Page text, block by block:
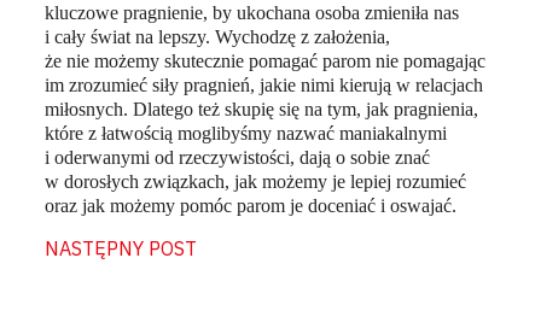
kluczowe pragnienie, by ukochana osoba zmieniła nas
i cały świat na lepszy. Wychodzę z założenia,
że nie możemy skutecznie pomagać parom nie pomagając
im zrozumieć siły pragnień, jakie nimi kierują w relacjach
miłosnych. Dlatego też skupię się na tym, jak pragnienia,
które z łatwością moglibyśmy nazwać maniakalnymi
i oderwanymi od rzeczywistości, dają o sobie znać
w dorosłych związkach, jak możemy je lepiej rozumieć
oraz jak możemy pomóc parom je doceniać i oswajać.
NASTĘPNY POST